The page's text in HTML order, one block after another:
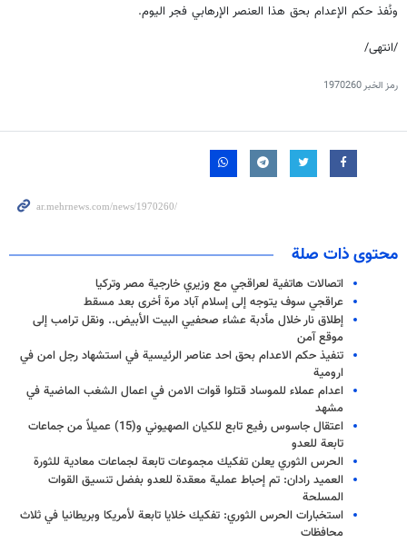
ونُفذ حكم الإعدام بحق هذا العنصر الإرهابي فجر اليوم.
/انتهى/
رمز الخبر1970260
محتوى ذات صلة
اتصالات هاتفية لعراقجي مع وزيري خارجية مصر وتركيا
عراقجي سوف يتوجه إلى إسلام آباد مرة أخرى بعد مسقط
إطلاق نار خلال مأدبة عشاء صحفيي البيت الأبيض.. ونقل ترامب إلى
موقع آمن
تنفيذ حكم الاعدام بحق احد عناصر الرئيسية في استشهاد رجل امن في
ارومية
اعدام عملاء للموساد قتلوا قوات الامن في اعمال الشغب الماضية في
مشهد
اعتقال جاسوس رفيع تابع للكيان الصهيوني و(15) عميلاً من جماعات
تابعة للعدو
الحرس الثوري يعلن تفكيك مجموعات تابعة لجماعات معادية للثورة
العميد رادان: تم إحباط عملية معقدة للعدو بفضل تنسيق القوات
المسلحة
استخبارات الحرس الثوري: تفكيك خلايا تابعة لأمريكا وبريطانيا في ثلاث
محافظات